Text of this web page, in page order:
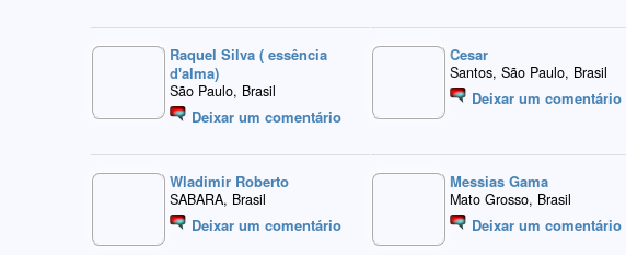
Cesar
Santos, São Paulo, Brasil
Deixar um comentário
Raquel Silva ( essência
d'alma)
São Paulo, Brasil
Deixar um comentário
Messias Gama
Mato Grosso, Brasil
Deixar um comentário
Wladimir Roberto
SABARA, Brasil
Deixar um comentário